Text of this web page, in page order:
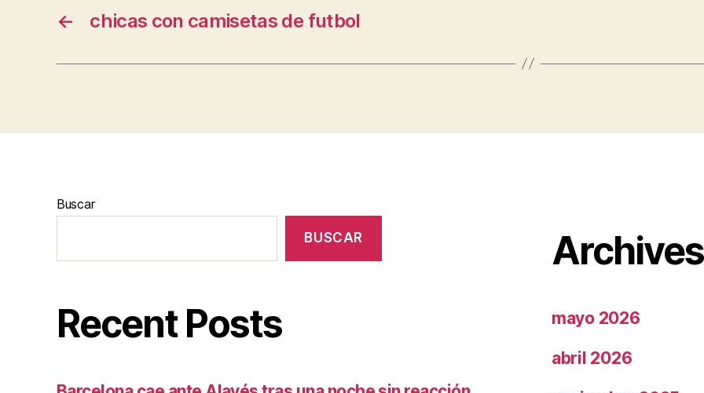
← chicas con camisetas de futbol
Buscar
BUSCAR
Recent Posts
Archives
mayo 2026
abril 2026